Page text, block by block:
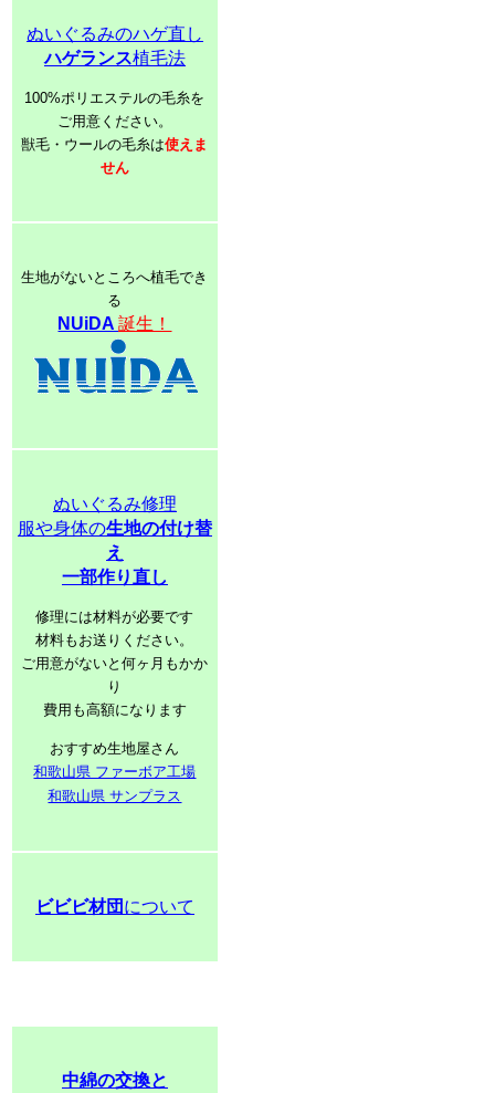
ぬいぐるみのハゲ直し
ハゲランス植毛法
100%ポリエステルの毛糸を
ご用意ください。
獣毛・ウールの毛糸は使えま
せん
生地がないところへ植毛でき
る
NUiDA誕生！
ぬいぐるみ修理
服や身体の生地の付け替
え
一部作り直し
修理には材料が必要です
材料もお送りください。
ご用意がないと何ヶ月もかか
り
費用も高額になります
おすすめ生地屋さん
和歌山県 ファーボア工場
和歌山県 サンプラス
ビビビ材団 について
中綿の交換と